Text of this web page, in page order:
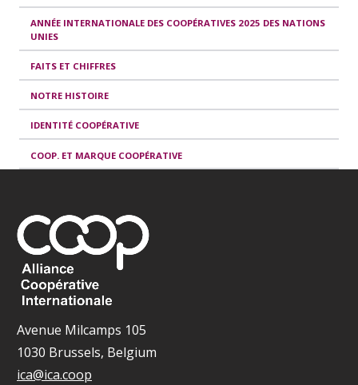
ANNÉE INTERNATIONALE DES COOPÉRATIVES 2025 DES NATIONS
UNIES
FAITS ET CHIFFRES
NOTRE HISTOIRE
IDENTITÉ COOPÉRATIVE
COOP. ET MARQUE COOPÉRATIVE
Avenue Milcamps 105
1030 Brussels, Belgium
ica@ica.coop